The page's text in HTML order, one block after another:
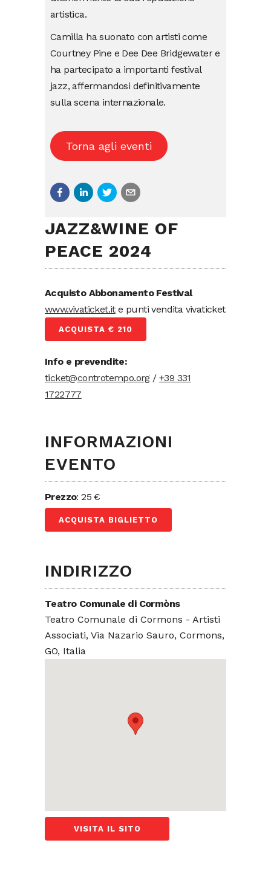
artistica.
Camilla ha suonato con artisti come
Courtney Pine e Dee Dee Bridgewater e
ha partecipato a importanti festival
jazz, affermandosi definitivamente
sulla scena internazionale.
Torna agli eventi
JAZZ&WINE OF
PEACE 2024
Acquisto Abbonamento Festival
www.vivaticket.ite punti vendita vivaticket
ACQUISTA € 210
Info e prevendite:
ticket@controtempo.org/+39 331
1722777
INFORMAZIONI
EVENTO
Prezzo: 25 €
ACQUISTA BIGLIETTO
INDIRIZZO
Teatro Comunale di Cormòns
Teatro Comunale di Cormons - Artisti
Associati, Via Nazario Sauro, Cormons,
GO, Italia
VISITA IL SITO